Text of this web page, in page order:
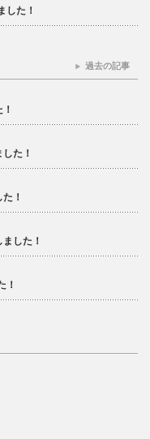
た！
た！
！
した！
！
過去の記事